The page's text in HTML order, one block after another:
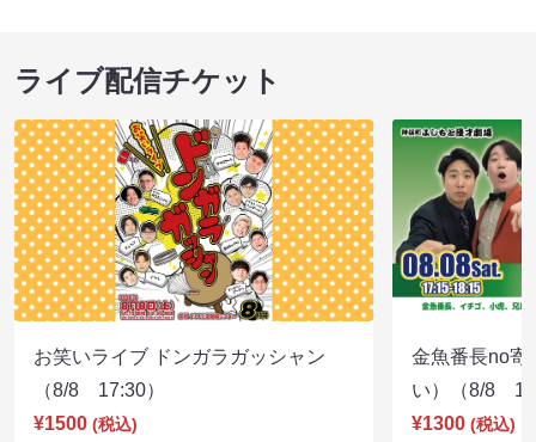
ライブ配信チケット
お笑いライブ ドンガラガッシャン
（8/8 17:30）
¥1500 (税込)
金魚番長no寄
い）（8/8
¥1300 (税込)